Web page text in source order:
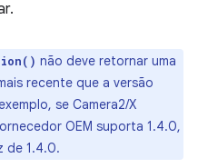
não deve retornar uma
recente que a versão
se Camera2/X
OEM suporta 1.4.0,
de 1.4.0.